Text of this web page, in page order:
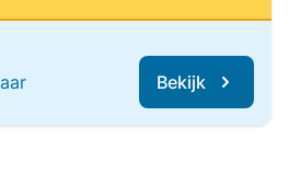
Bekijk